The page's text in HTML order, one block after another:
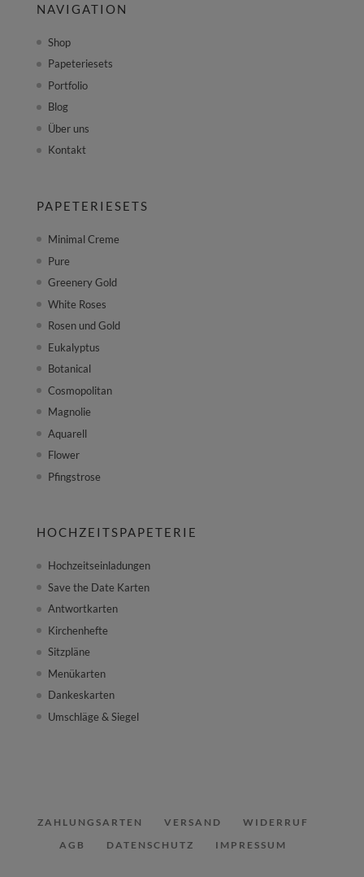
NAVIGATION
Shop
Papeteriesets
Portfolio
Blog
Über uns
Kontakt
PAPETERIESETS
Minimal Creme
Pure
Greenery Gold
White Roses
Rosen und Gold
Eukalyptus
Botanical
Cosmopolitan
Magnolie
Aquarell
Flower
Pfingstrose
HOCHZEITSPAPETERIE
Hochzeitseinladungen
Save the Date Karten
Antwortkarten
Kirchenhefte
Sitzpläne
Menükarten
Dankeskarten
Umschläge & Siegel
ZAHLUNGSARTEN VERSAND
WIDERRUF
AGB
DATENSCHUTZ IMPRESSUM